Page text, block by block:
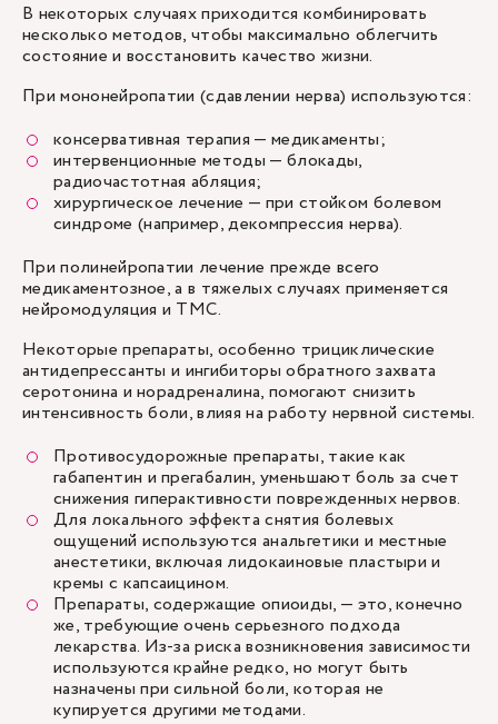
В некоторых случаях приходится комбинировать
несколько методов, чтобы максимально облегчить
состояние и восстановить качество жизни.
При мононейропатии (сдавлении нерва) используются:
консервативная терапия — медикаменты;
интервенционные методы — блокады,
радиочастотная абляция;
хирургическое лечение — при стойком болевом
синдроме (например, декомпрессия нерва).
При полинейропатии лечение прежде всего
медикаментозное, а в тяжелых случаях применяется
нейромодуляция и ТМС.
Некоторые препараты, особенно трициклические
антидепрессанты и ингибиторы обратного захвата
серотонина и норадреналина, помогают снизить
интенсивность боли, влияя на работу нервной системы.
Противосудорожные препараты, такие как
габапентин и прегабалин, уменьшают боль за счет
снижения гиперактивности поврежденных нервов.
Для локального эффекта снятия болевых
ощущений используются анальгетики и местные
анестетики, включая лидокаиновые пластыри и
кремы с капсаицином.
Препараты, содержащие опиоиды, — это, конечно
же, требующие очень серьезного подхода
лекарства. Из-за риска возникновения зависимости
используются крайне редко, но могут быть
назначены при сильной боли, которая не
купируется другими методами.